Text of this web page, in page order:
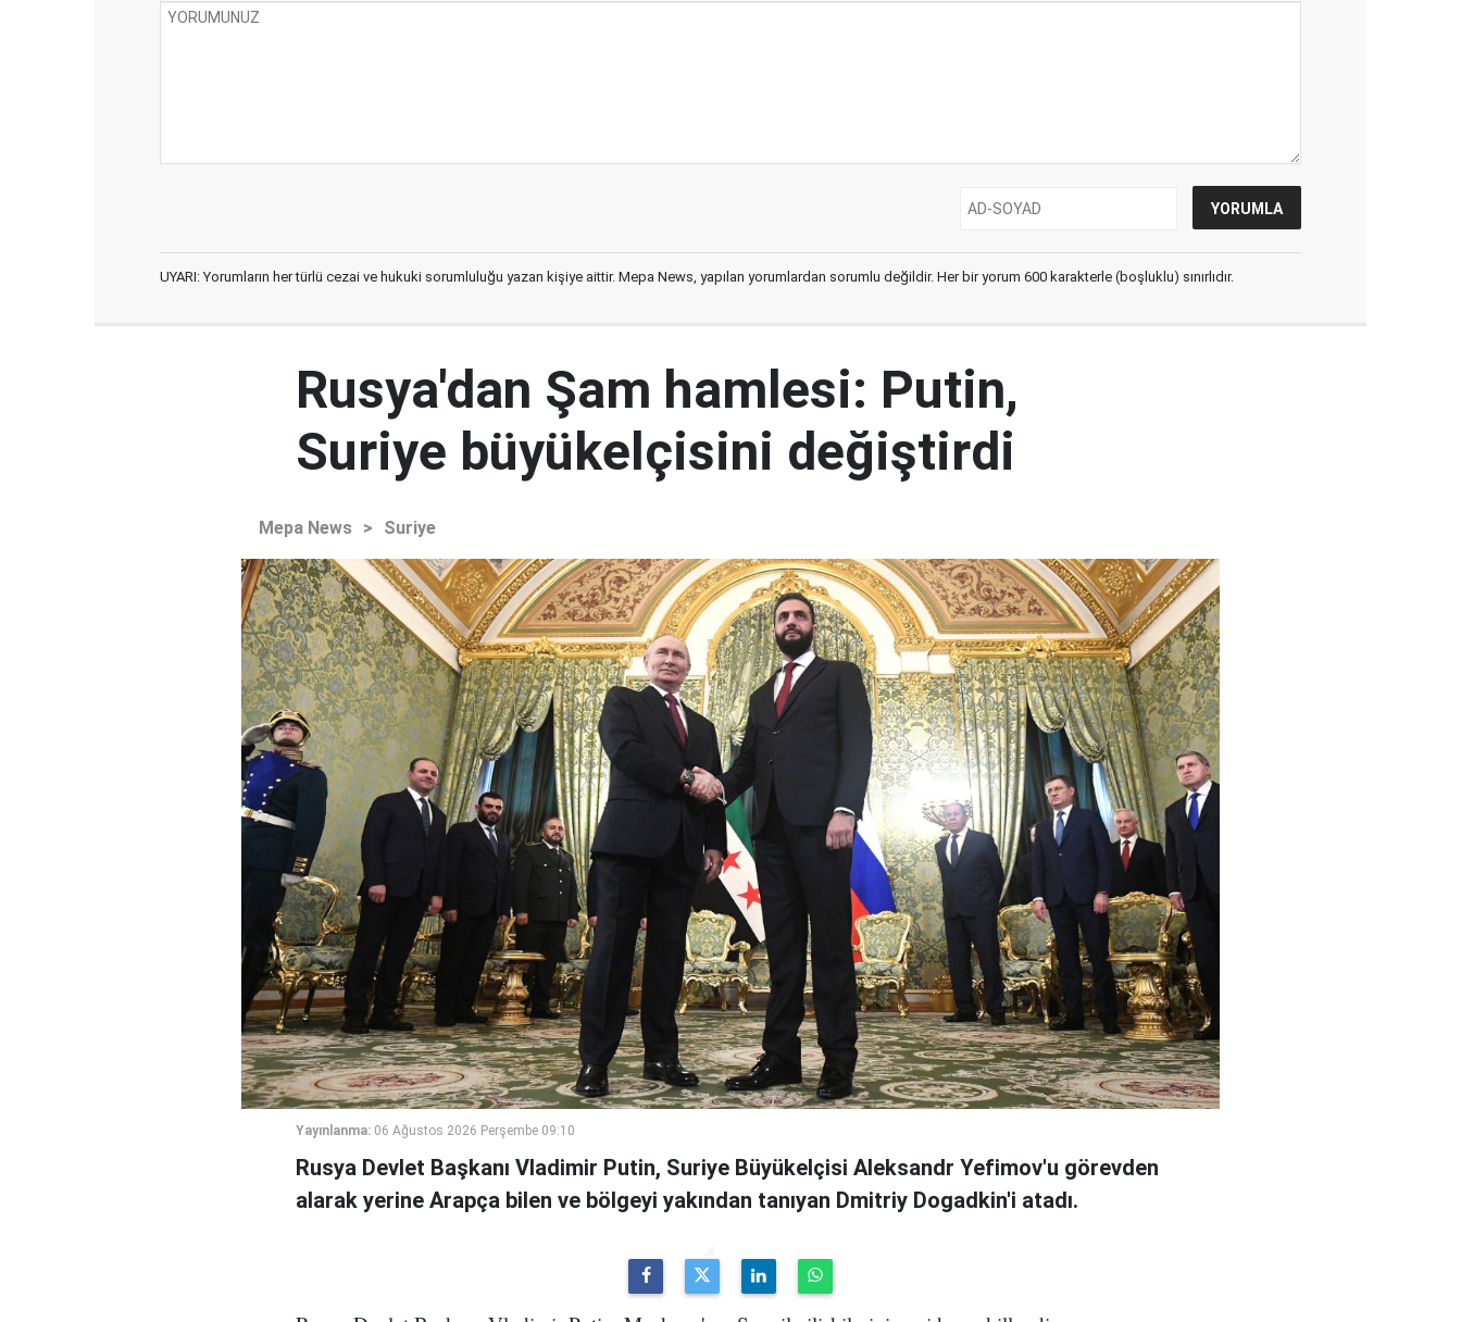
UYARI: Yorumların her türlü cezai ve hukuki sorumluluğu yazan kişiye aittir. Mepa News, yapılan yorumlardan sorumlu değildir. Her bir yorum 600 karakterle (boşluklu) sınırlıdır.
Rusya'dan Şam hamlesi: Putin,
Suriye büyükelçisini değiştirdi
Mepa News > Suriye
Yayınlanma: 06 Ağustos 2026 Perşembe 09:10
Rusya Devlet Başkanı Vladimir Putin, Suriye Büyükelçisi Aleksandr Yefimov'u görevden
alarak yerine Arapça bilen ve bölgeyi yakından tanıyan Dmitriy Dogadkin'i atadı.